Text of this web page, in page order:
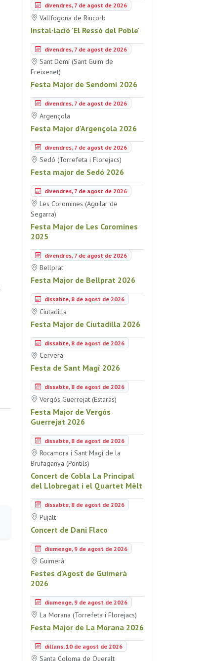
divendres, 7 de agost de 2026
Vallfogona de Riucorb
Instal·lació 'El Ressò del Poble'
divendres, 7 de agost de 2026
Sant Domí (Sant Guim de
Freixenet)
Festa Major de Sendomí 2026
divendres, 7 de agost de 2026
Argençola
Festa Major d'Argençola 2026
divendres, 7 de agost de 2026
Sedó (Torrefeta i Florejacs)
Festa major de Sedó 2026
divendres, 7 de agost de 2026
Les Coromines (Aguilar de
Segarra)
Festa Major de Les Coromines
2025
divendres, 7 de agost de 2026
Bellprat
Festa Major de Bellprat 2026
dissabte, 8 de agost de 2026
Ciutadilla
Festa Major de Ciutadilla 2026
dissabte, 8 de agost de 2026
Cervera
Festa de Sant Magí 2026
dissabte, 8 de agost de 2026
Vergós Guerrejat (Estaràs)
Festa Major de Vergós
Guerrejat 2026
dissabte, 8 de agost de 2026
Rocamora i Sant Magí de la
Brufaganya (Pontils)
Concert de Cobla La Principal
del Llobregat i el Quartet Mèlt
dissabte, 8 de agost de 2026
Pujalt
Concert de Dani Flaco
diumenge, 9 de agost de 2026
Guimerà
Festes d'Agost de Guimerà
2026
diumenge, 9 de agost de 2026
La Morana (Torrefeta i Florejacs)
Festa Major de La Morana 2026
dilluns, 10 de agost de 2026
Santa Coloma de Queralt